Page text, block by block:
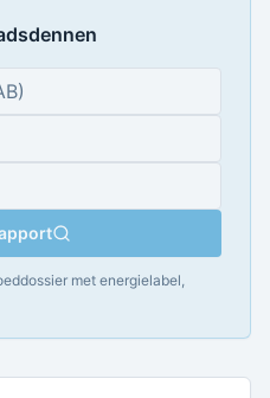
met energielabel,